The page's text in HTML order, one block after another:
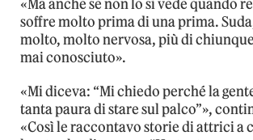
«Ma anche se non lo si vede quando
soffre molto prima di una prima.
molto, molto nervosa, più di
mai conosciuto».
«Mi diceva: “Mi chiedo perché la
tanta paura di stare sul palco”»,
«Così le raccontavo storie di attrici a